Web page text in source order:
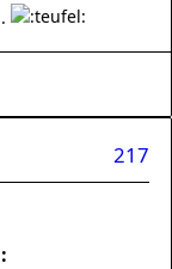
217